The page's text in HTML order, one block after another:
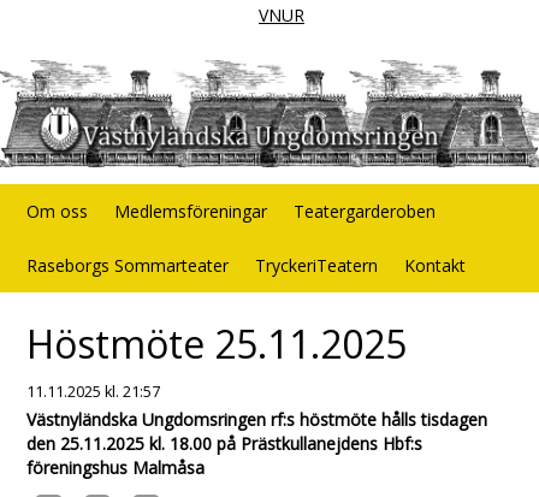
VNUR
Om oss Medlemsföreningar Teatergarderoben
Raseborgs Sommarteater TryckeriTeatern Kontakt
Höstmöte 25.11.2025
11.11.2025kl. 21:57
Västnyländska Ungdomsringen rf:s höstmöte hålls tisdagen
den 25.11.2025 kl. 18.00 på Prästkullanejdens Hbf:s
föreningshus Malmåsa